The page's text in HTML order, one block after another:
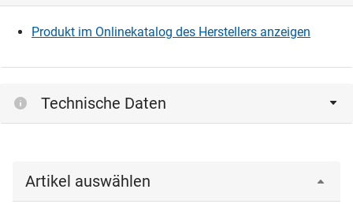
Schliesszylinder mit Knauf oder Drehknopf eingebaut
werden und es darf kein Schlüssel im Schliesszylinder
Produkt im Onlinekatalog des Herstellers anzeigen
Technische Daten
Artikel auswählen